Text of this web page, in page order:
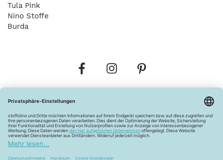
Tula Pink
Nino Stoffe
Burda
Widerrufsbelehrung Vertrag widerrufen
Barrierefreiheitserklärung